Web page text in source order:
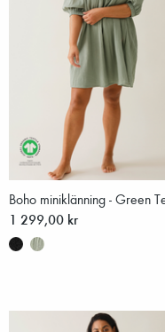
Boho miniklänning - Green
1 299,00 kr